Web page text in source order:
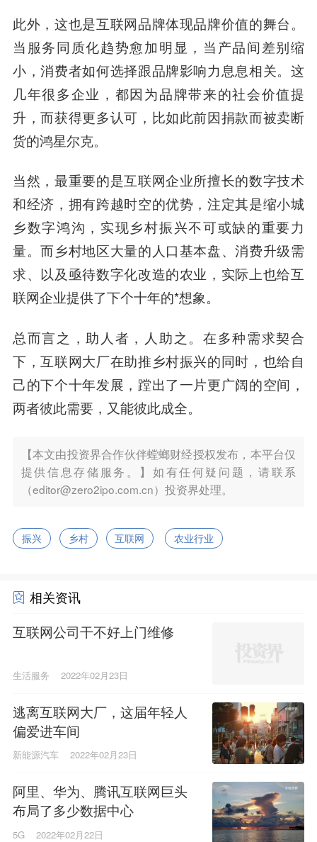
此外，这也是互联网品牌体现品牌价值的舞台。
当服务同质化趋势愈加明显，当产品间差别缩
小，消费者如何选择跟品牌影响力息息相关。这
几年很多企业，都因为品牌带来的社会价值提
升，而获得更多认可，比如此前因捐款而被卖断
货的鸿星尔克。
当然，最重要的是互联网企业所擅长的数字技术
和经济，拥有跨越时空的优势，注定其是缩小城
乡数字鸿沟，实现乡村振兴不可或缺的重要力
量。而乡村地区大量的人口基本盘、消费升级需
求、以及亟待数字化改造的农业，实际上也给互
联网企业提供了下个十年的*想象。
总而言之，助人者，人助之。在多种需求契合
下，互联网大厂在助推乡村振兴的同时，也给自
己的下个十年发展，蹚出了一片更广阔的空间，
两者彼此需要，又能彼此成全。
【本文由投资界合作伙伴螳螂财经授权发布，本平台仅
提供信息存储服务。】如有任何疑问题，请联系
（editor@zero2ipo.com.cn）投资界处理。
振兴 乡村 互联网 农业行业
相关资讯
互联网公司干不好上门维修
生活服务 2022年02月23日
逃离互联网大厂，这届年轻人
偏爱进车间
新能源汽车 2022年02月23日
阿里、华为、腾讯互联网巨头
布局了多少数据中心
5G 2022年02月22日